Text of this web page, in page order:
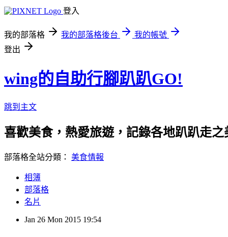
登入
我的部落格 我的部落格後台
我的帳號
登出
wing的自助行腳趴趴GO!
跳到主文
喜歡美食，熱愛旅遊，記錄各地趴趴走
部落格全站分類： 美食情報
相簿
部落格
名片
Jan 26 Mon 2015 19:54